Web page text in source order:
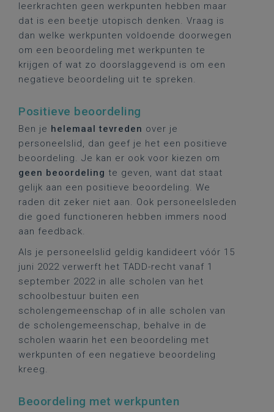
leerkrachten geen werkpunten hebben maar
dat is een beetje utopisch denken. Vraag is
dan welke werkpunten voldoende doorwegen
om een beoordeling met werkpunten te
krijgen of wat zo doorslaggevend is om een
negatieve beoordeling uit te spreken.
Positieve beoordeling
Ben je helemaal tevreden over je
personeelslid, dan geef je het een positieve
beoordeling. Je kan er ook voor kiezen om
geen beoordeling te geven, want dat staat
gelijk aan een positieve beoordeling. We
raden dit zeker niet aan. Ook personeelsleden
die goed functioneren hebben immers nood
aan feedback.
Als je personeelslid geldig kandideert vóór 15
juni 2022 verwerft het TADD-recht vanaf 1
september 2022 in alle scholen van het
schoolbestuur buiten een
scholengemeenschap of in alle scholen van
de scholengemeenschap, behalve in de
scholen waarin het een beoordeling met
werkpunten of een negatieve beoordeling
kreeg.
Beoordeling met werkpunten